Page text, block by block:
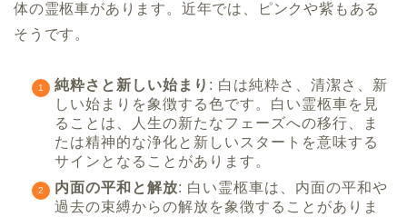
体の霊柩車があります。近年では、ピンクや紫もある
そうです。
純粋さと新しい始まり : 白は純粋さ、清潔さ、新
しい始まりを象徴する色です。白い霊柩車を見
ることは、人生の新たなフェーズへの移行、ま
たは精神的な浄化と新しいスタートを意味する
サインとなることがあります。
内面の平和と解放: 白い霊柩車は、内面の平和や
過去の束縛からの解放を象徴することがありま